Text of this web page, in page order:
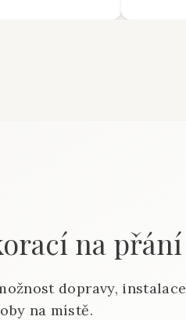
na přání
dopravy, instalace
na místě.